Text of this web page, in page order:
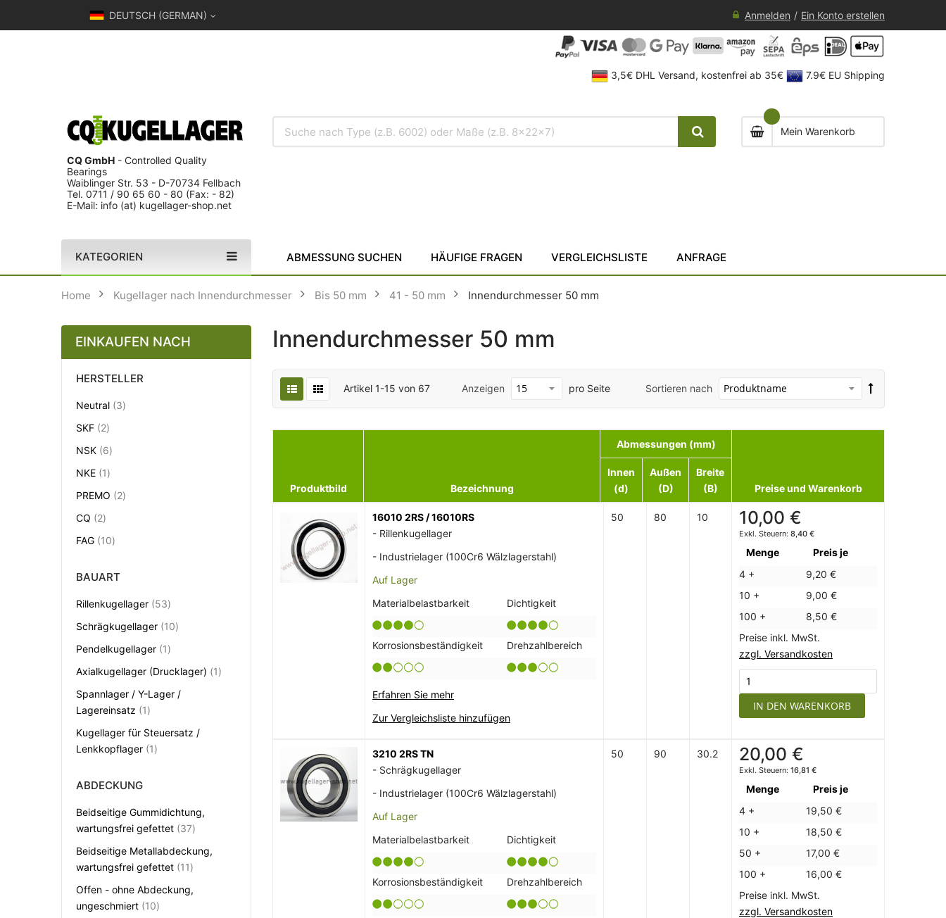
DEUTSCH (GERMAN) Anmelden Ein Konto erstellen
3,5€ DHL Versand, kostenfrei ab 35€ 7.9€ EU Shipping
CQ GmbH - Controlled Quality
Bearings
Waiblinger Str. 53 - D-70734 Fellbach
Tel. 0711 / 90 65 60 - 80 (Fax: - 82)
E-Mail: info (at) kugellager-shop.net
Mein Warenkorb
KATEGORIEN ABMESSUNG SUCHEN HÄUFIGE FRAGEN VERGLEICHSLISTE ANFRAGE
Home Kugellager nach Innendurchmesser Bis 50 mm 41 - 50 mm Innendurchmesser 50 mm
Innendurchmesser 50 mm
Artikel 1-15 von 67 Sortieren nach
Anzeigen pro Seite
Produktbild Bezeichnung
Abmessungen (mm)
Preise und Warenkorb
Innen
(d)
Außen
(D)
Breite
(B)
16010 2RS / 16010RS
- Rillenkugellager
- Industrielager (100Cr6 Wälzlagerstahl)
Auf Lager
Materialbelastbarkeit
Dichtigkeit
Korrosionsbeständigkeit Drehzahlbereich
Erfahren Sie mehr
Zur Vergleichsliste hinzufügen
50 80 10 10,00 €
8,40 €
Menge
Preis je
4 +
9,20 €
10 +
9,00 €
100 +
8,50 €
Preise inkl. MwSt.
zzgl. Versandkosten
IN DEN WARENKORB
3210 2RS TN
- Schrägkugellager
- Industrielager (100Cr6 Wälzlagerstahl)
Auf Lager
Materialbelastbarkeit
Dichtigkeit
Korrosionsbeständigkeit Drehzahlbereich
50 90 30.2 20,00 €
16,81 €
Menge
Preis je
4 +
19,50 €
10 +
18,50 €
50 +
17,00 €
100 +
16,00 €
Preise inkl. MwSt.
zzgl. Versandkosten
EINKAUFEN NACH
HERSTELLER
Neutral 3Artikel
SKF 2Artikel
NSK 6Artikel
NKE 1Artikel
PREMO
2Artikel
CQ
2Artikel
FAG 10Artikel
BAUART
Rillenkugellager 53Artikel
Schrägkugellager 10Artikel
Pendelkugellager 1Artikel
Axialkugellager (Drucklager)
1Artikel
Spannlager / Y-Lager /
Lagereinsatz
1Artikel
Kugellager für Steuersatz /
Lenkkopflager 1Artikel
ABDECKUNG
Beidseitige Gummidichtung,
wartungsfrei gefettet 37Artikel
Beidseitige Metallabdeckung,
wartungsfrei gefettet 11Artikel
Offen - ohne Abdeckung,
ungeschmiert 10Artikel